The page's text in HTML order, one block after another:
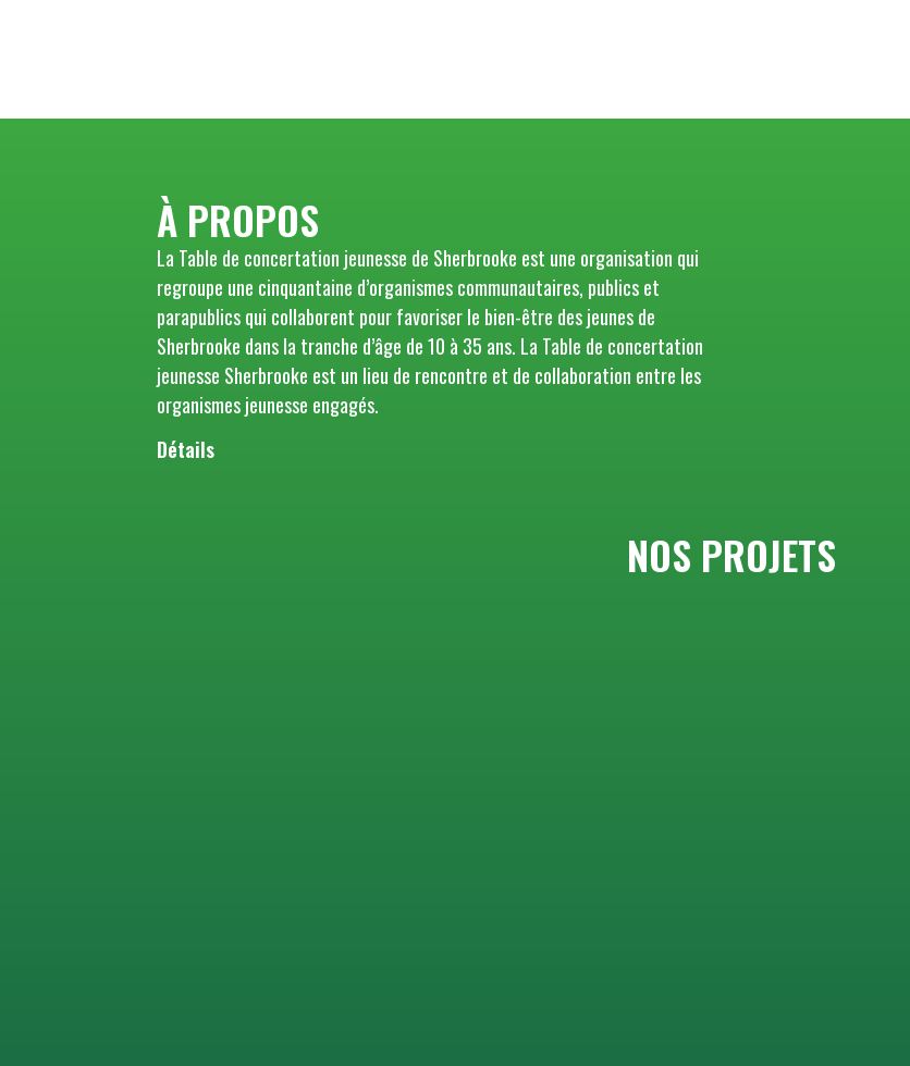
Activité : Conseil municipal jeunesse de 2025
À PROPOS
La Table de concertation jeunesse de Sherbrooke est une organisation qui
regroupe une cinquantaine d’organismes communautaires, publics et
parapublics qui collaborent pour favoriser le bien-être des jeunes de
Sherbrooke dans la tranche d’âge de 10 à 35 ans. La Table de concertation
jeunesse Sherbrooke est un lieu de rencontre et de collaboration entre les
organismes jeunesse engagés.
Détails
NOS PROJETS